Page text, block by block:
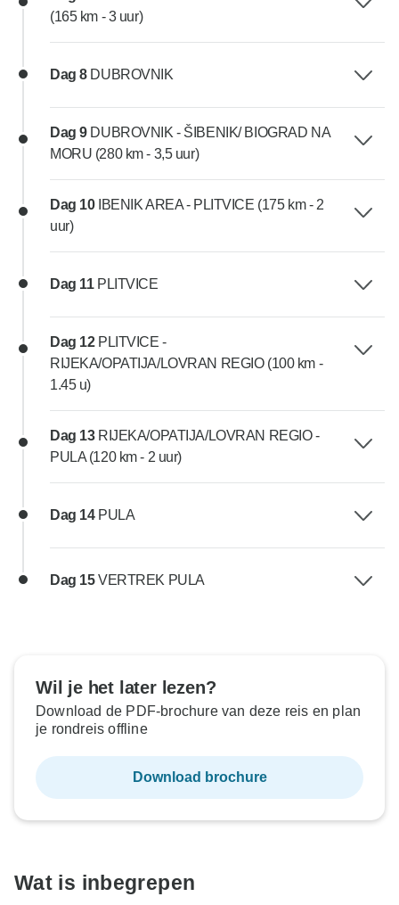
(165 km - 3 uur)
Dag 8 DUBROVNIK
Dag 9 DUBROVNIK - ŠIBENIK/ BIOGRAD NA
MORU (280 km - 3,5 uur)
Dag 10 IBENIK AREA - PLITVICE (175 km - 2
uur)
Dag 11 PLITVICE
Dag 12 PLITVICE -
RIJEKA/OPATIJA/LOVRAN REGIO (100 km -
1.45 u)
Dag 13 RIJEKA/OPATIJA/LOVRAN REGIO -
PULA (120 km - 2 uur)
Dag 14 PULA
Dag 15VERTREK PULA
Wil je het later lezen?
Download de PDF-brochure van deze reis en plan
je rondreis offline
Download brochure
Wat is inbegrepen